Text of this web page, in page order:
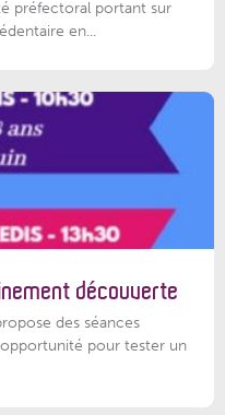
préfectoral portant sur
en...
découverte
des séances
pour tester un